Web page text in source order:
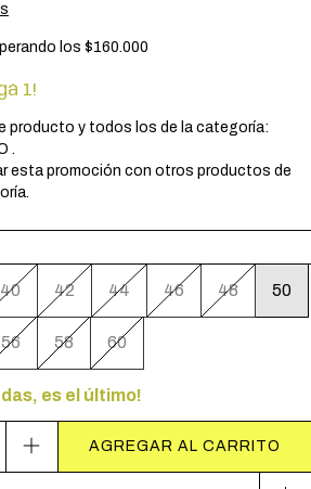
los $160.000
1!
producto y todos los de la categoría:
.
esta promoción con otros productos de
40 42 44 46 48 50
56 58 60
es el último!